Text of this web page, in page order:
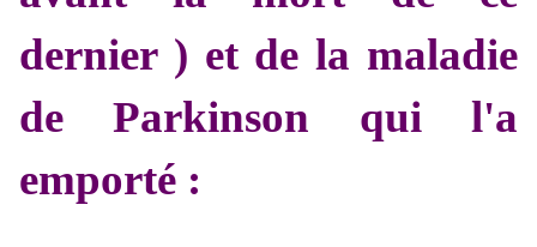
dernier ) et de la maladie
de Parkinson qui l'a
emporté :